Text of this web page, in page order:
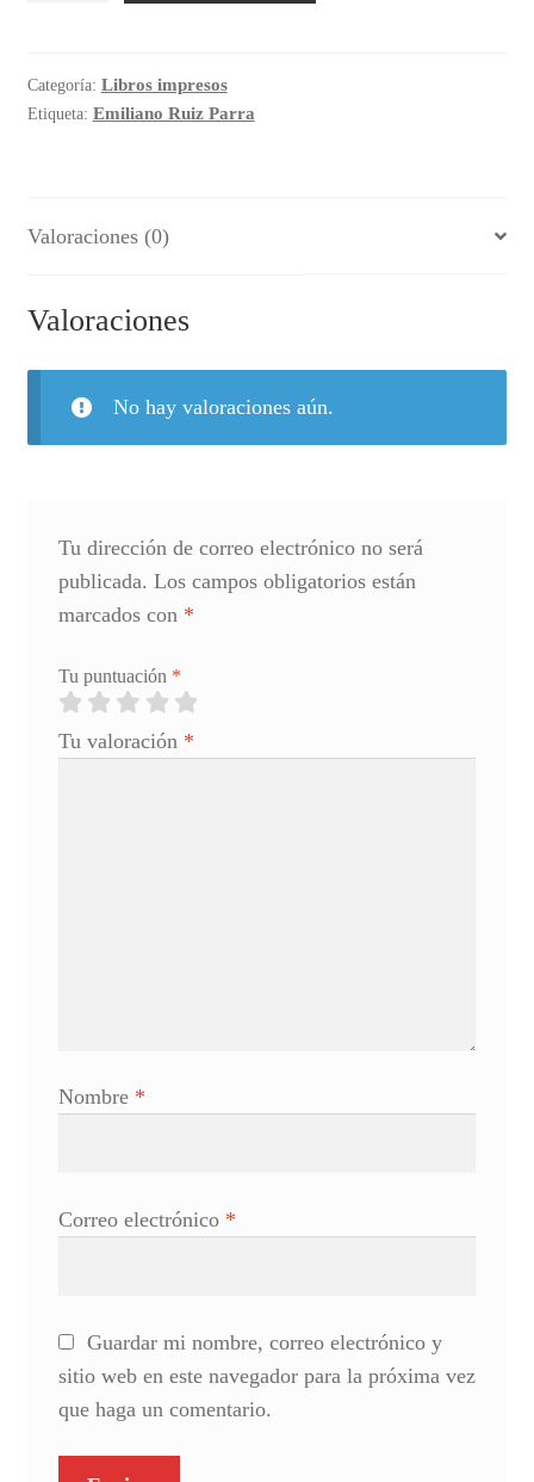
Categoría: Libros impresos
Etiqueta: Emiliano Ruiz Parra
Valoraciones (0)
Valoraciones
No hay valoraciones aún.
Tu dirección de correo electrónico no será
publicada. Los campos obligatorios están
marcados con *
Tu puntuación *
Tu valoración *
Nombre *
Correo electrónico *
Guardar mi nombre, correo electrónico y
sitio web en este navegador para la próxima vez
que haga un comentario.